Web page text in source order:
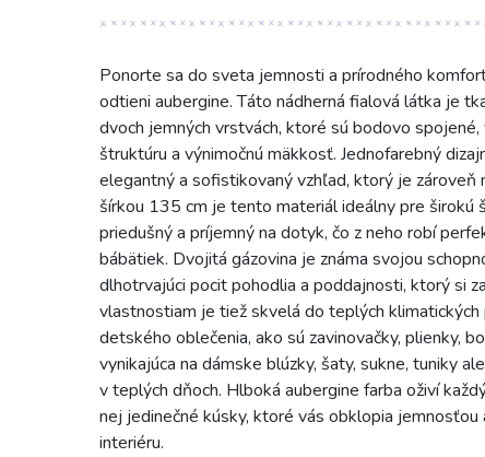
Ponorte sa do sveta jemnosti a prírodného
odtieni aubergine. Táto nádherná fialová látka je
dvoch jemných vrstvách, ktoré sú bodovo
štruktúru a výnimočnú mäkkosť. Jednofarebný
elegantný a sofistikovaný vzhľad, ktorý je
šírkou 135 cm je tento materiál ideálny pre širokú
priedušný a príjemný na dotyk, čo z neho robí
bábätiek. Dvojitá gázovina je známa svojou
dlhotrvajúci pocit pohodlia a poddajnosti, ktorý si
vlastnostiam je tiež skvelá do teplých
detského oblečenia, ako sú zavinovačky, plienky,
vynikajúca na dámske blúzky, šaty, sukne, tuniky
v teplých dňoch. Hlboká aubergine farba oživí
nej jedinečné kúsky, ktoré vás obklopia
interiéru.